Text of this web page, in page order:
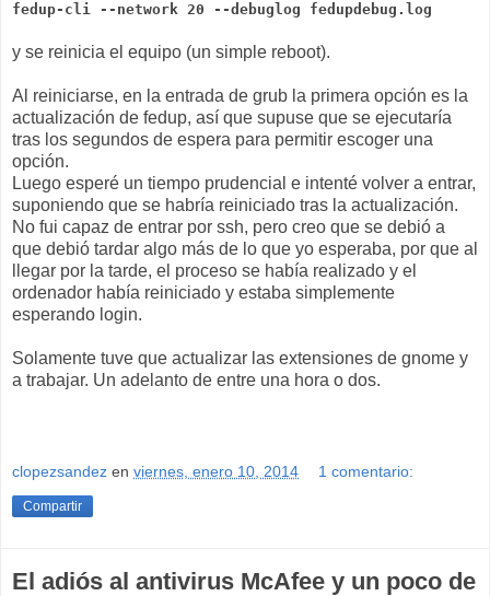
fedup-cli --network 20 --debuglog fedupdebug.log
y se reinicia el equipo (un simple reboot).
Al reiniciarse, en la entrada de grub la primera opción es la
actualización de fedup, así que supuse que se ejecutaría
tras los segundos de espera para permitir escoger una
opción.
Luego esperé un tiempo prudencial e intenté volver a entrar,
suponiendo que se habría reiniciado tras la actualización.
No fui capaz de entrar por ssh, pero creo que se debió a
que debió tardar algo más de lo que yo esperaba, por que al
llegar por la tarde, el proceso se había realizado y el
ordenador había reiniciado y estaba simplemente
esperando login.
Solamente tuve que actualizar las extensiones de gnome y
a trabajar. Un adelanto de entre una hora o dos.
clopezsandez en viernes, enero 10, 2014 1 comentario:
Compartir
El adiós al antivirus McAfee y un poco de